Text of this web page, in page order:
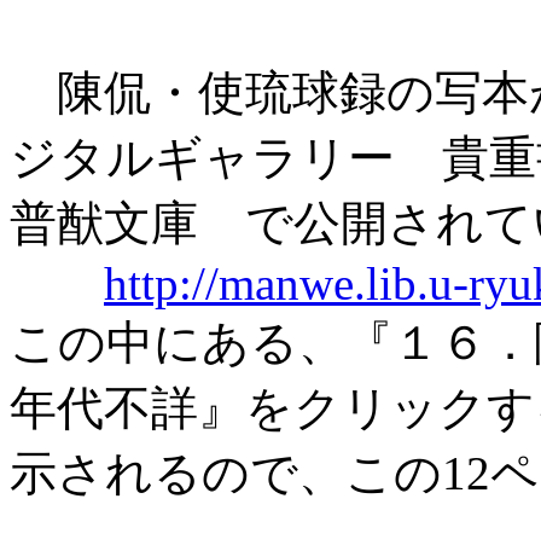
陳侃・使琉球録の写
ジタルギャラリー 貴
普猷文庫 で公開されて
http://manwe.lib.u-
この中にある、『１６
年代不詳』をクリック
示されるので、この12